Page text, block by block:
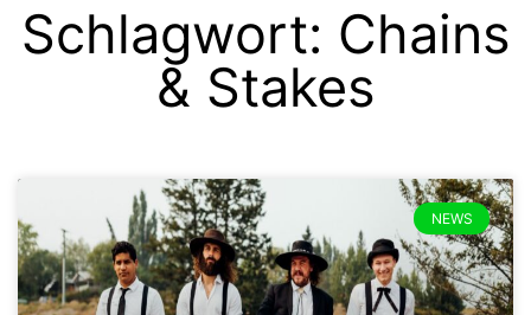
Schlagwort: Chains
& Stakes
NEWS